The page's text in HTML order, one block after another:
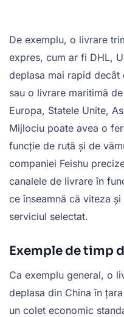
De exemplu, o livrare
expres, cum ar fi DHL,
deplasa mai rapid
sau o livrare maritimă
Europa, Statele Unite,
Mijlociu poate avea o
funcție de rută și de
companiei Feishu
canalele de livrare în
ce înseamnă că viteza
serviciul selectat.
Exemple de timp
Ca exemplu general, o
deplasa din China în
un colet economic